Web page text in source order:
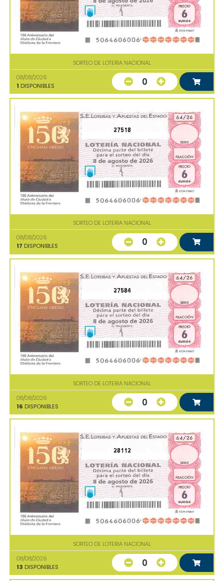
SORTEO DE LOTERIA NACIONAL
08/08/2026
1 DISPONIBLES 0
27518
SORTEO DE LOTERIA NACIONAL
08/08/2026
17 DISPONIBLES 0
27584
SORTEO DE LOTERIA NACIONAL
08/08/2026
16 DISPONIBLES 0
28112
SORTEO DE LOTERIA NACIONAL
08/08/2026
13 DISPONIBLES 0